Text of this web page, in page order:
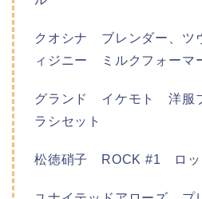
クオシナ ブレンダー、ツ
ィジニー ミルクフォーマ
グランド イケモト 洋服
ラシセット
松徳硝子 ROCK #1 ロッ